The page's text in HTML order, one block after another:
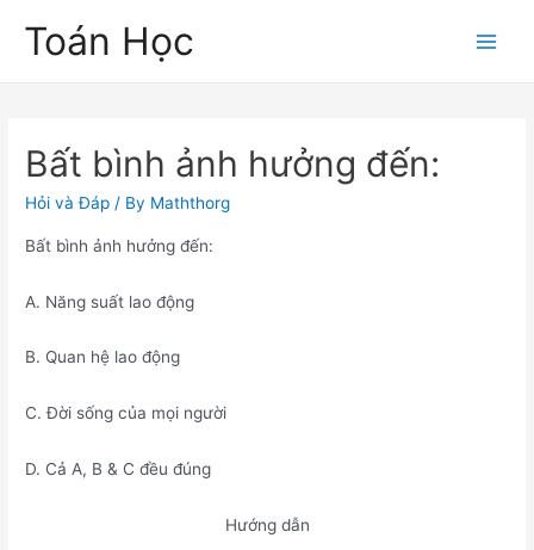
Toán Học
Bất bình ảnh hưởng đến:
Hỏi và Đáp / By Maththorg
Bất bình ảnh hưởng đến:
A. Năng suất lao động
B. Quan hệ lao động
C. Đời sống của mọi người
D. Cả A, B & C đều đúng
Hướng dẫn